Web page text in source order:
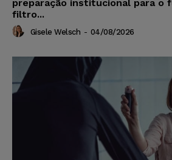
preparação institucional para o
filtro...
Gisele Welsch - 04/08/2026